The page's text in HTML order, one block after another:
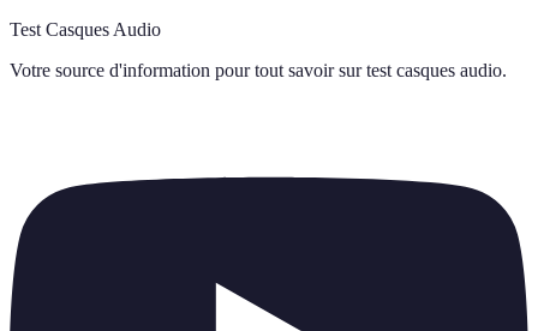
Test Casques Audio
Votre source d'information pour tout savoir sur test casques audio.